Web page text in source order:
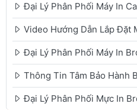
Đại Lý Phân Phối Máy In
Video Hướng Dẫn Lắp Đặt
Đại Lý Phân Phối Máy In
Thông Tin Tâm Bảo Hành
Đại Lý Phân Phối Mực In